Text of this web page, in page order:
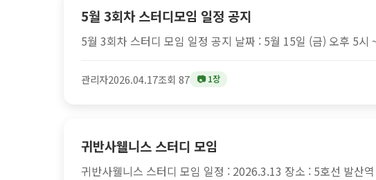
5월 3회차 스터디모임 일정 공지
5월 3회차 스터디 모임 일정 공지 날짜 : 5월 15일 (금) 오후 5
관리자2026.04.17조회 87 📷 1장
귀반사웰니스 스터디 모임
귀반사웰니스 스터디 모임 일정 : 2026.3.13 장소 : 5호선 발산